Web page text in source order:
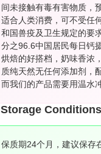
间未接触有毒有害物质，
适合人类消费，可不受任
和国兽疫及卫生规定的要
分之96.6中国居民每日钙
烘焙的好搭档，奶味香浓
质纯天然无任何添加剂，
而我们的产品需要用温水
Storage Conditions
保质期24个月，建议保存